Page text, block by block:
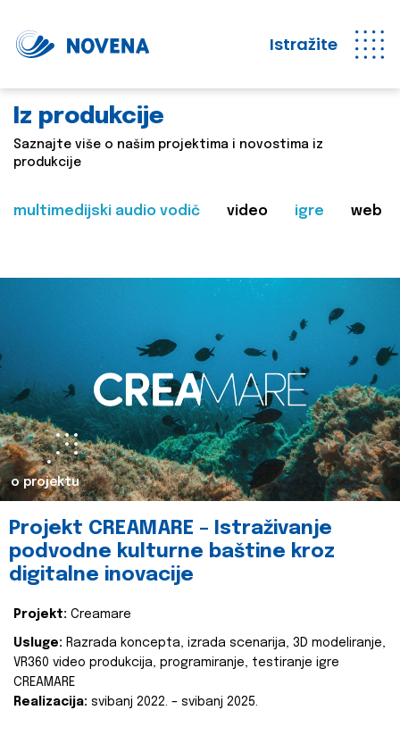
Istražite
Iz produkcije
Saznajte više o našim projektima i novostima iz
produkcije
multimedijski audio vodič video igre web
o projektu
Projekt CREAMARE – Istraživanje
podvodne kulturne baštine kroz
digitalne inovacije
Projekt: Creamare
Usluge: Razrada koncepta, izrada scenarija, 3D modeliranje,
VR360 video produkcija, programiranje, testiranje igre
CREAMARE
Realizacija: svibanj 2022. – svibanj 2025.